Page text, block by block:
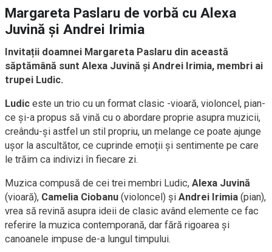
Margareta Paslaru de vorbă cu Alexa
Juvină și Andrei Irimia
Invitații doamnei Margareta Paslaru din această
săptămână sunt Alexa Juvină și Andrei Irimia, membri ai
trupei Ludic.
Ludic este un trio cu un format clasic -vioară, violoncel, pian-
ce și-a propus să vină cu o abordare proprie asupra muzicii,
creându-și astfel un stil propriu, un melange ce poate ajunge
ușor la ascultător, ce cuprinde emoții și sentimente pe care
le trăim ca indivizi în fiecare zi.
Muzica compusă de cei trei membri Ludic, Alexa Juvină
(vioară), Camelia Ciobanu (violoncel) și Andrei Irimia (pian),
vrea să revină asupra ideii de clasic având elemente ce fac
referire la muzica contemporană, dar fără rigoarea și
canoanele impuse de-a lungul timpului.